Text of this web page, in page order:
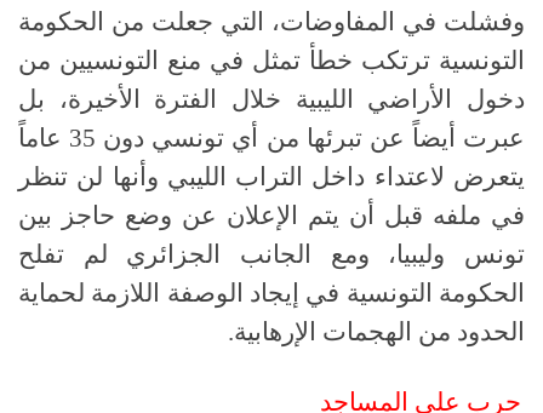
وفشلت في المفاوضات، التي جعلت من الحكومة
التونسية ترتكب خطأ تمثل في منع التونسيين من
دخول الأراضي الليبية خلال الفترة الأخيرة، بل
عبرت أيضاً عن تبرئها من أي تونسي دون
عاماً
يتعرض لاعتداء داخل التراب الليبي وأنها لن تنظر
في ملفه قبل أن يتم الإعلان عن وضع حاجز بين
تونس وليبيا، ومع الجانب الجزائري لم تفلح
الحكومة التونسية في إيجاد الوصفة اللازمة لحماية
الحدود من الهجمات الإرهابية.
حرب على المساجد